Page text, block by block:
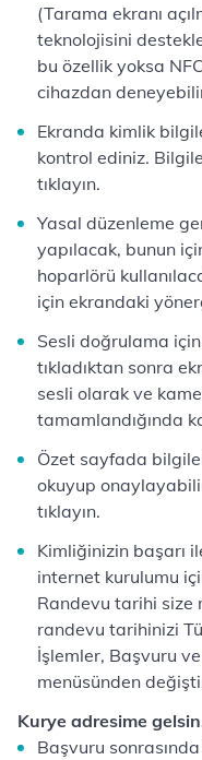
(Tarama ekranı
teknolojisini
bu özellik yoksa
cihazdan
Ekranda kimlik
kontrol ediniz.
tıklayın.
Yasal düzenleme
yapılacak, bunun
hoparlörü
için ekrandaki
Sesli doğrulama
tıkladıktan sonra
sesli olarak ve
tamamlandığında
Özet sayfada
okuyup
tıklayın.
Kimliğinizin başarı
internet kurulumu
Randevu tarihi size
randevu tarihinizi
İşlemler, Başvuru
menüsünden
Kurye adresime
Başvuru